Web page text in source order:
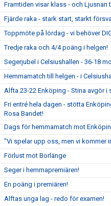
Framtiden visar klass - och Ljusnan
Fjärde raka - stark start, starkt
Toppmöte på lördag - vi behöver
Tredje raka och 4/4 poäng i helgen!
Segerjubel i Celsiushallen - 36-18
Hemmamatch till helgen - i
Alfta 23-22 Enköping - Stina avgör i
Fri entré hela dagen - stötta
Rosa Bandet!
Dags för hemmamatch mot
"Vi spelar upp oss, men vi kommer
Förlust mot Borlänge
Seger i hemmapremiären!
En poäng i premiären!
Alftas unga lag - redo för examen!